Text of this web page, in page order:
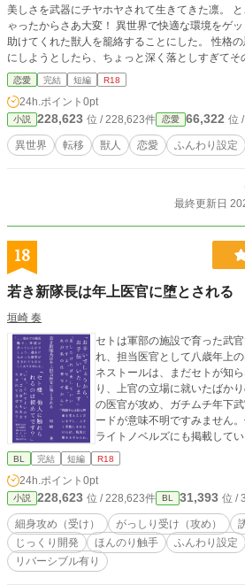
美しさを武器にチヤホヤされて生きてきた凛。
ゃったからさあ大変！ 異世界で快適な環境をゲットするため、凛はとりあえず
助けてくれた獣人を籠絡することにした。 性格の悪い女が身体使って良いよう
にしようとしたら、ちょっと深く落としすぎてそ
恋愛 完結 短編 R18
24h.ポイント 0pt
小説 228,623 位 / 228,623件 恋愛 66,322 位
異世界 転移 獣人 恋愛 ふんわり設定
最終更新日
18
若き新隊長は年上医官に堕とされる
垣崎 奏
セトは軍部の施設で育った武
れ、担当医官として八歳年上
ネストールは、まだセトが知
り、上官の立場に就いたばかりの
の医官が攻め、ガチムチ年下
ードが意味不明ですみません。何
ライトノベルズにも掲載してい
BL 完結 短編 R18
24h.ポイント 0pt
小説 228,623 位 / 228,623件 BL 31,393 位 /
細身攻め（受け） がっしり受け（攻め）
じっくり開発
ほんのり触手 ふんわり設定
リバーシブル有り